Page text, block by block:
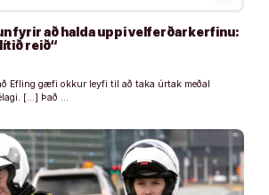
fyrir að halda uppi velferðarkerfinu:
reið“
Efling gæfi okkur leyfi til að taka úrtak meðal
[…] Það …